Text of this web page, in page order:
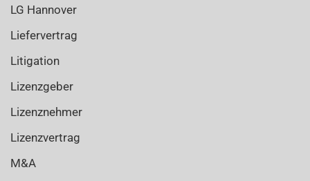
LG Hannover
Liefervertrag
Litigation
Lizenzgeber
Lizenznehmer
Lizenzvertrag
M&A